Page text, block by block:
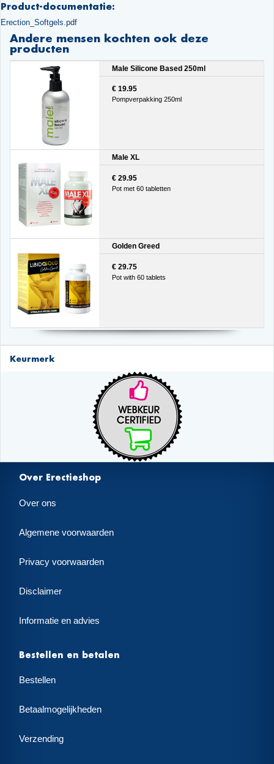
Product-documentatie:
Erection_Softgels.pdf
Andere mensen kochten ook deze
producten
Male Silicone Based 250ml
€ 19.95
Pompverpakking 250ml
Male XL
€ 29.95
Pot met 60 tabletten
Golden Greed
€ 29.75
Pot with 60 tablets
Keurmerk
Over Erectieshop
Over ons
Algemene voorwaarden
Privacy voorwaarden
Disclaimer
Informatie en advies
Bestellen en betalen
Bestellen
Betaalmogelijkheden
Verzending